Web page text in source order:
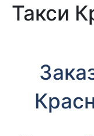
Такси